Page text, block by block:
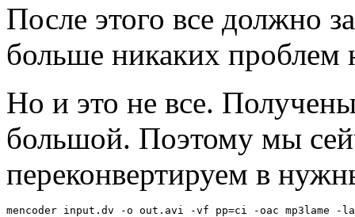
После этого все должно
больше никаких проблем
Но и это не все.
большой. Поэтому мы
переконвертируем в
mencoder input.dv -o out.avi -vf pp=ci -oac mp3lame -